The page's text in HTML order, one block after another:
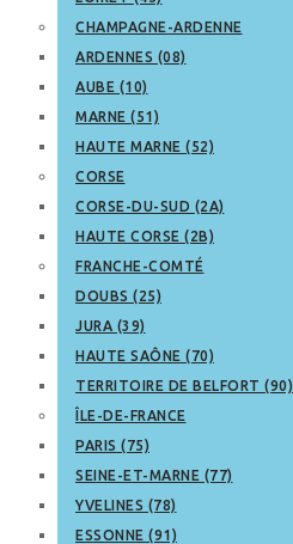
CHAMPAGNE-ARDENNE
ARDENNES (08)
AUBE (10)
MARNE (51)
HAUTE MARNE (52)
CORSE
CORSE-DU-SUD (2A)
HAUTE CORSE (2B)
FRANCHE-COMTÉ
DOUBS (25)
JURA (39)
HAUTE SAÔNE (70)
TERRITOIRE DE BELFORT (90)
ÎLE-DE-FRANCE
PARIS (75)
SEINE-ET-MARNE (77)
YVELINES (78)
ESSONNE (91)